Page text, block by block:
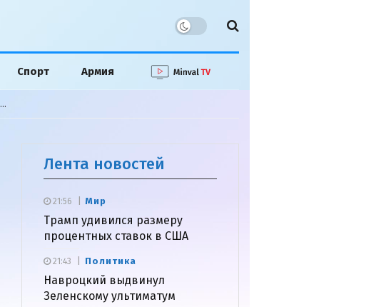
Спорт Армия
Азербайджанский студент погиб после российской атаки: мечту стать моряком сожгла война
Лента новостей
Мир
Трамп удивился размеру
процентных ставок в США
21:56
Политика
Навроцкий выдвинул
Зеленскому ультиматум
21:43